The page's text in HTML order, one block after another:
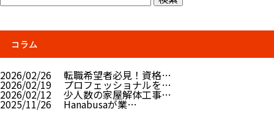
コラム
2026/02/26 転職希望者必見！資格…
2026/02/19 プロフェッショナルを…
2026/02/12 少人数の家屋解体工事…
2025/11/26 Hanabusaが業…